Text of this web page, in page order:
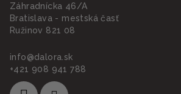
Záhradnícka 46/A
Bratislava - mestská časť
Ružinov 821 08
info@dalora.sk
+421 908 941 788